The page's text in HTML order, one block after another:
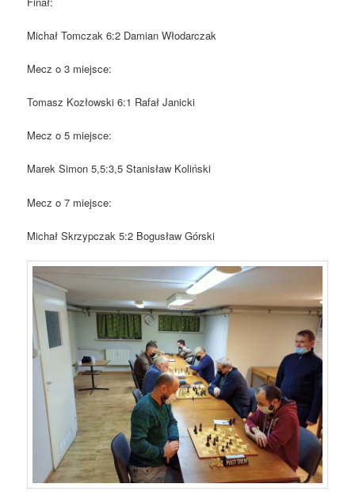
Michał Tomczak 6:2 Damian Włodarczak
Mecz o 3 miejsce:
Tomasz Kozłowski 6:1 Rafał Janicki
Mecz o 5 miejsce:
Marek Simon 5,5:3,5 Stanisław Koliński
Mecz o 7 miejsce:
Michał Skrzypczak 5:2 Bogusław Górski